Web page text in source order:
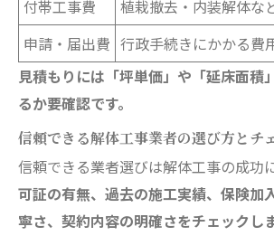
付帯工事費
植栽撤去・内装解体な
申請・届出費 行政手続きにかかる費
見積もりには「坪単価」や「延床面積
るか要確認です。
信頼できる解体工事業者の選び方とチ
信頼できる業者選びは解体工事の成功
可証の有無、過去の施工実績、保険加
寧さ、契約内容の明確さをチェックし